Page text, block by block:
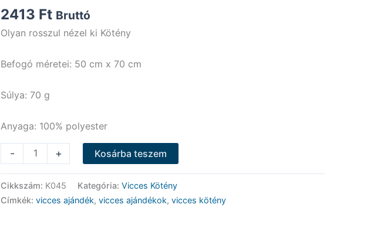
2413 Ft Bruttó
Olyan rosszul nézel ki Kötény
Befogó méretei: 50 cm x 70 cm
Súlya: 70 g
Anyaga: 100% polyester
-
Kötény
+ Kosárba teszem
Cikkszám: K045 Kategória: Vicces Kötény
Címkék: vicces ajándék, vicces ajándékok, vicces kötény